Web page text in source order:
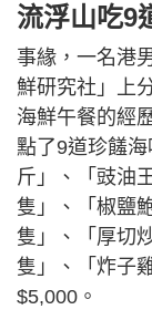
流浮山吃9
事緣，一名港
鮮研究社」上
海鮮午餐的經
點了9道珍饈
斤」、「豉油
隻」、「椒鹽
隻」、「厚切
隻」、「炸子
$5,000。